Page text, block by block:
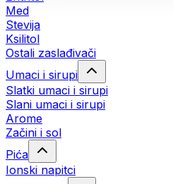
Med
Stevija
Ksilitol
Ostali zaslađivači
Umaci i sirupi
Slatki umaci i sirupi
Slani umaci i sirupi
Arome
Začini i sol
Pića
Ionski napitci